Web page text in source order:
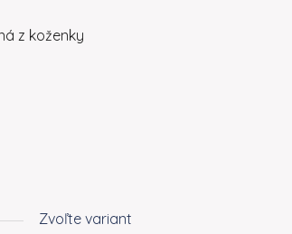
z koženky
Zvoľte variant